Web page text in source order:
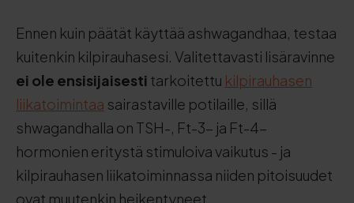
Ennen kuin päätät käyttää ashwagandhaa, testaa
kuitenkin kilpirauhasesi. Valitettavasti lisäravinne
ei ole ensisijaisesti tarkoitettu kilpirauhasen
liikatoimintaa sairastaville potilaille, sillä
shwagandhalla on TSH-, Ft-3- ja Ft-4-
hormonien eritystä stimuloiva vaikutus - ja
kilpirauhasen liikatoiminnassa niiden pitoisuudet
ovat muutenkin heikentyneet.